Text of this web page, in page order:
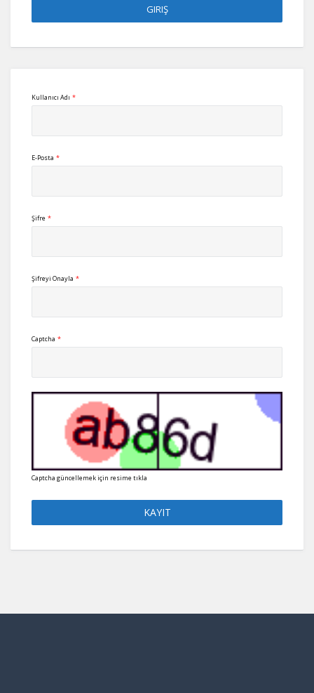
Kullanıcı Adı *
E-Posta *
Şifre *
Şifreyi Onayla *
Captcha *
Captcha güncellemek için resime tıkla